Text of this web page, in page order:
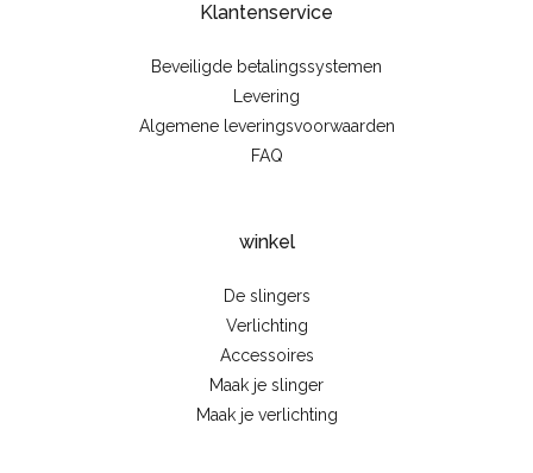
Klantenservice
Beveiligde betalingssystemen
Levering
Algemene leveringsvoorwaarden
FAQ
winkel
De slingers
Verlichting
Accessoires
Maak je slinger
Maak je verlichting